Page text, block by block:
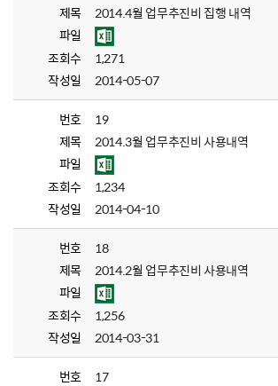
제목
2014.4월 업무추진비 집행 내역
파일
조회수
1,271
작성일
2014-05-07
번호
19
제목
2014.3월 업무추진비 사용내역
파일
조회수
1,234
작성일
2014-04-10
번호
18
제목
2014.2월 업무추진비 사용내역
파일
조회수
1,256
작성일
2014-03-31
번호
17